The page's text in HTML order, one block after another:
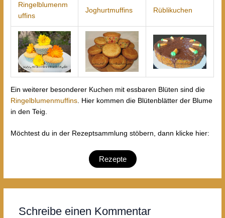
Ringelblumenm
uffins
Joghurtmuffins Rüblikuchen
Ein weiterer besonderer Kuchen mit essbaren Blüten sind die
Ringelblumenmuffins . Hier kommen die Blütenblätter der Blume
in den Teig.
Möchtest du in der Rezeptsammlung stöbern, dann klicke hier:
Rezepte
Schreibe einen Kommentar